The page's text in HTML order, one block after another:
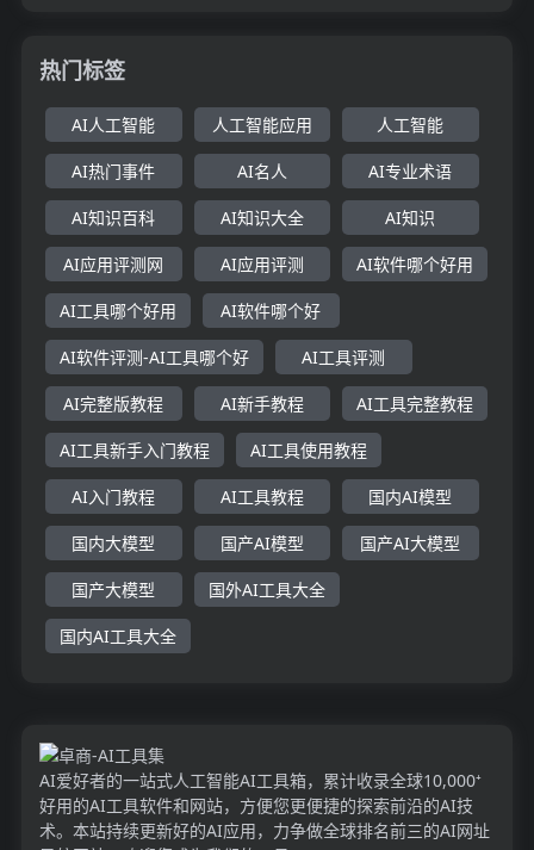
热门标签
AI人工智能 人工智能应用 人工智能
AI热门事件 AI名人 AI专业术语
AI知识百科 AI知识大全 AI知识
AI应用评测网 AI应用评测 AI软件哪个好用
AI工具哪个好用 AI软件哪个好
AI软件评测-AI工具哪个好 AI工具评测
AI完整版教程 AI新手教程 AI工具完整教程
AI工具新手入门教程 AI工具使用教程
AI入门教程 AI工具教程 国内AI模型
国内大模型 国产AI模型 国产AI大模型
国产大模型 国外AI工具大全
国内AI工具大全
AI爱好者的一站式人工智能AI工具箱，累计收录全球10,000⁺
好用的AI工具软件和网站，方便您更便捷的探索前沿的AI技
术。本站持续更新好的AI应用，力争做全球排名前三的AI网址